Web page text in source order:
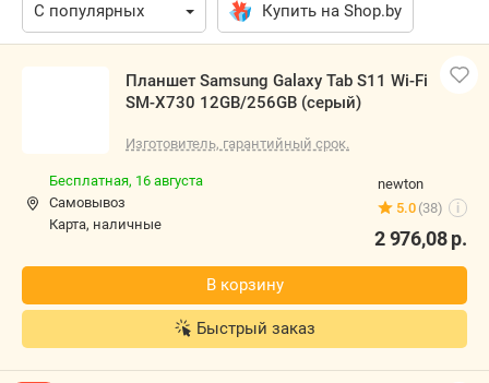
Купить на Shop.by
Планшет Samsung Galaxy Tab S11 Wi-Fi
SM-X730 12GB/256GB (серый)
Изготовитель, гарантийный срок.
newton
5.0 (38) i
Бесплатная, 16 августа
Самовывоз
карта, наличные
2 976,08р.
В корзину
Быстрый заказ